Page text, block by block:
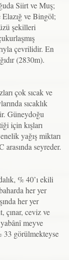
Siirt ve Muş;
Elazığ ve Bingöl;
şekilleri
çevrilidir. En
(2830m).
çok sıcak ve
sıcaklık
Güneydoğu
için kışları
yağış miktarı
seyreder.
% 40’ı ekili
her yer
her yer
çınar, ceviz ve
meyve
33 görülmekteyse